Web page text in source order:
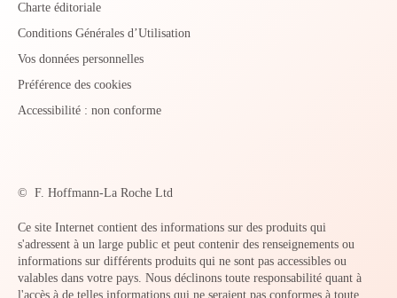
Charte éditoriale
Conditions Générales d’Utilisation
Vos données personnelles
Préférence des cookies
Accessibilité : non conforme
© F. Hoffmann-La Roche Ltd
Ce site Internet contient des informations sur des produits qui
s'adressent à un large public et peut contenir des renseignements ou
informations sur différents produits qui ne sont pas accessibles ou
valables dans votre pays. Nous déclinons toute responsabilité quant à
l'accès à de telles informations qui ne seraient pas conformes à toute